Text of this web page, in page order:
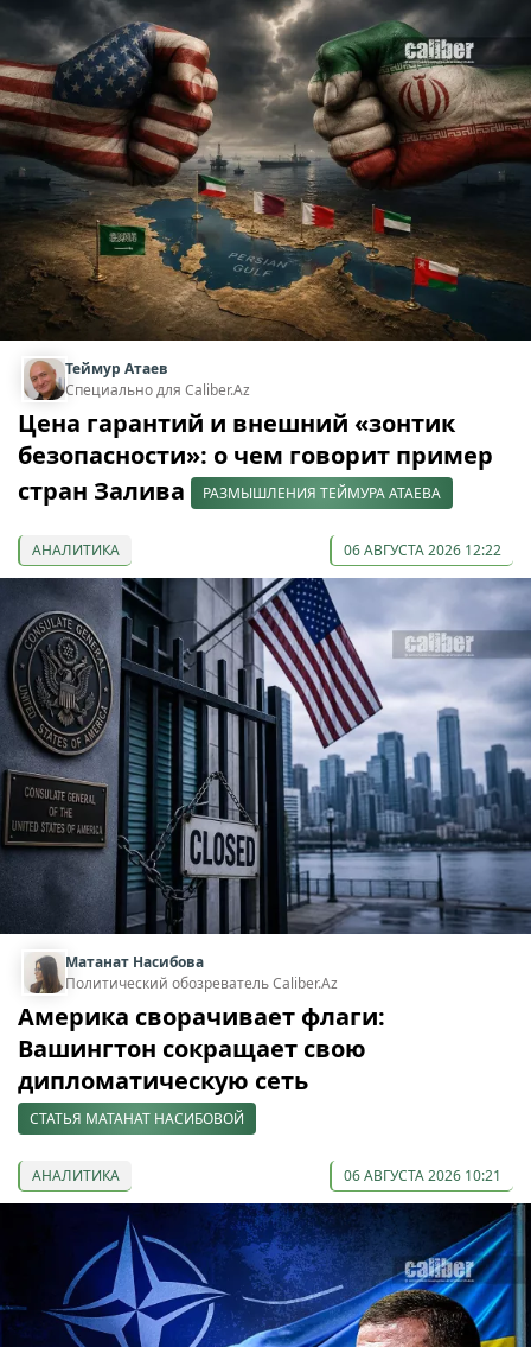
Теймур Атаев
Специально для Caliber.Az
Цена гарантий и внешний «зонтик
безопасности»: о чем говорит пример
стран Залива
РАЗМЫШЛЕНИЯ ТЕЙМУРА АТАЕВА
АНАЛИТИКА 06 АВГУСТА 2026 12:22
Матанат Насибова
Политический обозреватель Caliber.Az
Америка сворачивает флаги:
Вашингтон сокращает свою
дипломатическую сеть
СТАТЬЯ МАТАНАТ НАСИБОВОЙ
АНАЛИТИКА 06 АВГУСТА 2026 10:21